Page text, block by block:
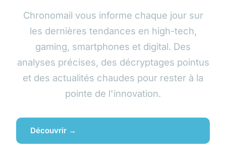
Chronomail vous informe chaque jour sur
les dernières tendances en high-tech,
gaming, smartphones et digital. Des
analyses précises, des décryptages pointus
et des actualités chaudes pour rester à la
pointe de l'innovation.
Découvrir →